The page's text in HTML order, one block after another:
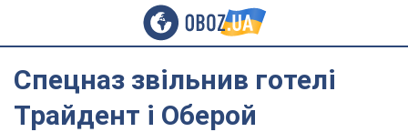
Спецназ звільнив готелі
Трайдент і Оберой